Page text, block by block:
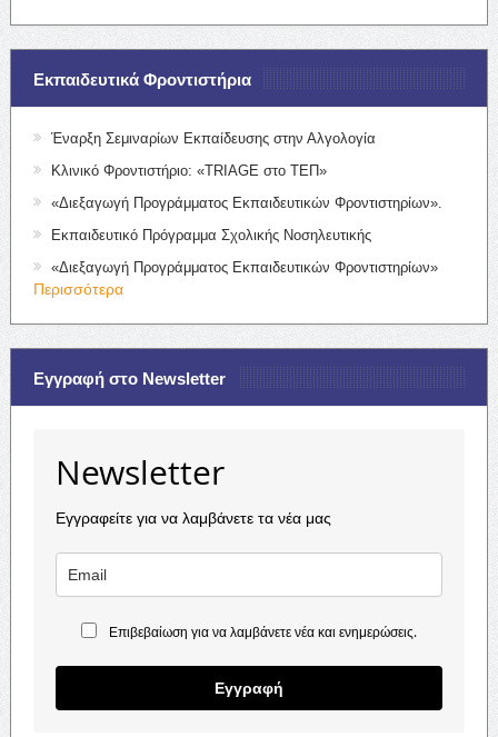
Εκπαιδευτικά Φροντιστήρια
Έναρξη Σεμιναρίων Εκπαίδευσης στην Αλγολογία
Κλινικό Φροντιστήριο: «TRIAGE στο ΤΕΠ»
«Διεξαγωγή Προγράμματος Εκπαιδευτικών Φροντιστηρίων».
Εκπαιδευτικό Πρόγραμμα Σχολικής Νοσηλευτικής
«Διεξαγωγή Προγράμματος Εκπαιδευτικών Φροντιστηρίων»
Περισσότερα
Εγγραφή στο Newsletter
Newsletter
Εγγραφείτε για να λαμβάνετε τα νέα μας
Επιβεβαίωση για να λαμβάνετε νέα και ενημερώσεις.
Εγγραφή